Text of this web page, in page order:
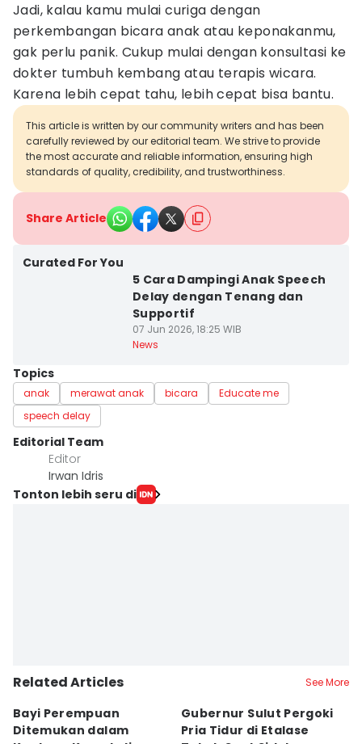
Jadi, kalau kamu mulai curiga dengan
perkembangan bicara anak atau keponakanmu,
gak perlu panik. Cukup mulai dengan konsultasi ke
dokter tumbuh kembang atau terapis wicara.
Karena lebih cepat tahu, lebih cepat bisa bantu.
This article is written by our community writers and has been
carefully reviewed by our editorial team. We strive to provide
the most accurate and reliable information, ensuring high
standards of quality, credibility, and trustworthiness.
Share Article
Curated For You
5 Cara Dampingi Anak Speech
Delay dengan Tenang dan
Supportif
07 Jun 2026, 18:25 WIB
News
Topics
anak merawat anak bicara
Educate me
speech delay
Editorial Team
Editor
Irwan Idris
Tonton lebih seru di
Related Articles See More
Bayi Perempuan
Ditemukan dalam
Gubernur Sulut Pergoki
Pria Tidur di Etalase